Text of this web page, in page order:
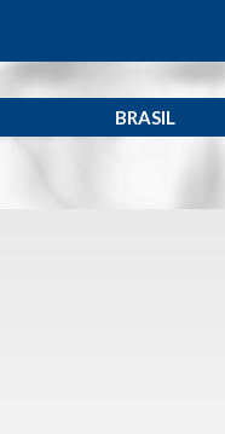
BRASIL